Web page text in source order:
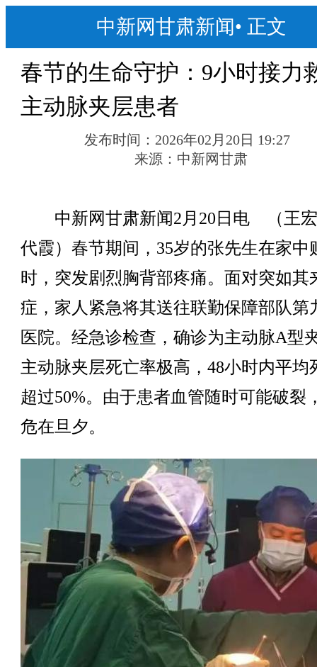
中新网甘肃新闻• 正文
春节的生命守护：9小时接力
主动脉夹层患者
发布时间： 2026年02月20日 19:27
来源： 中新网甘肃
中新网甘肃新闻2月20日电 （王宏
代霞）春节期间，35岁的张先生在家中
时，突发剧烈胸背部疼痛。面对突如其
症，家人紧急将其送往联勤保障部队第
医院。经急诊检查，确诊为主动脉A型
主动脉夹层死亡率极高，48小时内平均
超过50%。由于患者血管随时可能破裂
危在旦夕。